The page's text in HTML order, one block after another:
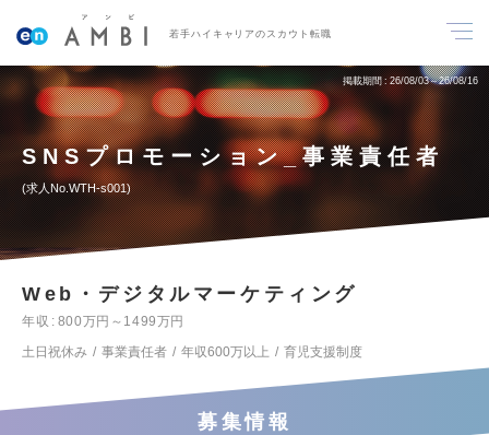
若手ハイキャリアのスカウト転職
掲載期間 26/08/03～26/08/16
SNSプロモーション_事業責任者
求人No.WTH-s001
Web・デジタルマーケティング
年収
800万円～1499万円
土日祝休み
事業責任者 年収600万以上 育児支援制度
募集情報